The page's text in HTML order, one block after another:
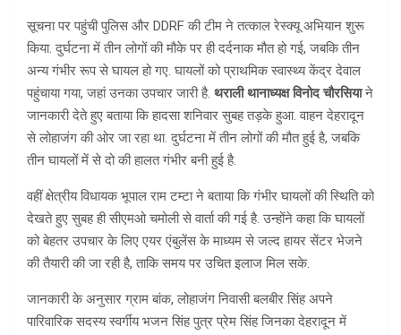
सूचना पर पहुंची पुलिस और DDRF की टीम ने तत्काल रेस्क्यू अभियान शुरू
किया. दुर्घटना में तीन लोगों की मौके पर ही दर्दनाक मौत हो गई, जबकि तीन
अन्य गंभीर रूप से घायल हो गए. घायलों को प्राथमिक स्वास्थ्य केंद्र देवाल
पहुंचाया गया, जहां उनका उपचार जारी है. थराली थानाध्यक्ष विनोद चौरसियाने
जानकारी देते हुए बताया कि हादसा शनिवार सुबह तड़के हुआ. वाहन देहरादून
से लोहाजंग की ओर जा रहा था. दुर्घटना में तीन लोगों की मौत हुई है, जबकि
तीन घायलों में से दो की हालत गंभीर बनी हुई है.
वहीं क्षेत्रीय विधायक भूपाल राम टम्टा ने बताया कि गंभीर घायलों की स्थिति को
देखते हुए सुबह ही सीएमओ चमोली से वार्ता की गई है. उन्होंने कहा कि घायलों
को बेहतर उपचार के लिए एयर एंबुलेंस के माध्यम से जल्द हायर सेंटर भेजने
की तैयारी की जा रही है, ताकि समय पर उचित इलाज मिल सके.
जानकारी के अनुसार ग्राम बांक, लोहाजंग निवासी बलबीर सिंह अपने
पारिवारिक सदस्य स्वर्गीय भजन सिंह पुत्र प्रेम सिंह जिनका देहरादून में